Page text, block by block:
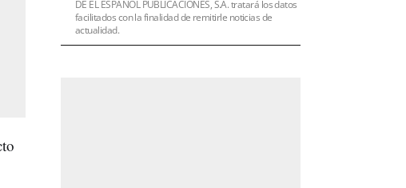
DE EL ESPAÑOL PUBLICACIONES, S.A. tratará los datos
facilitados con la finalidad de remitirle noticias de
actualidad.